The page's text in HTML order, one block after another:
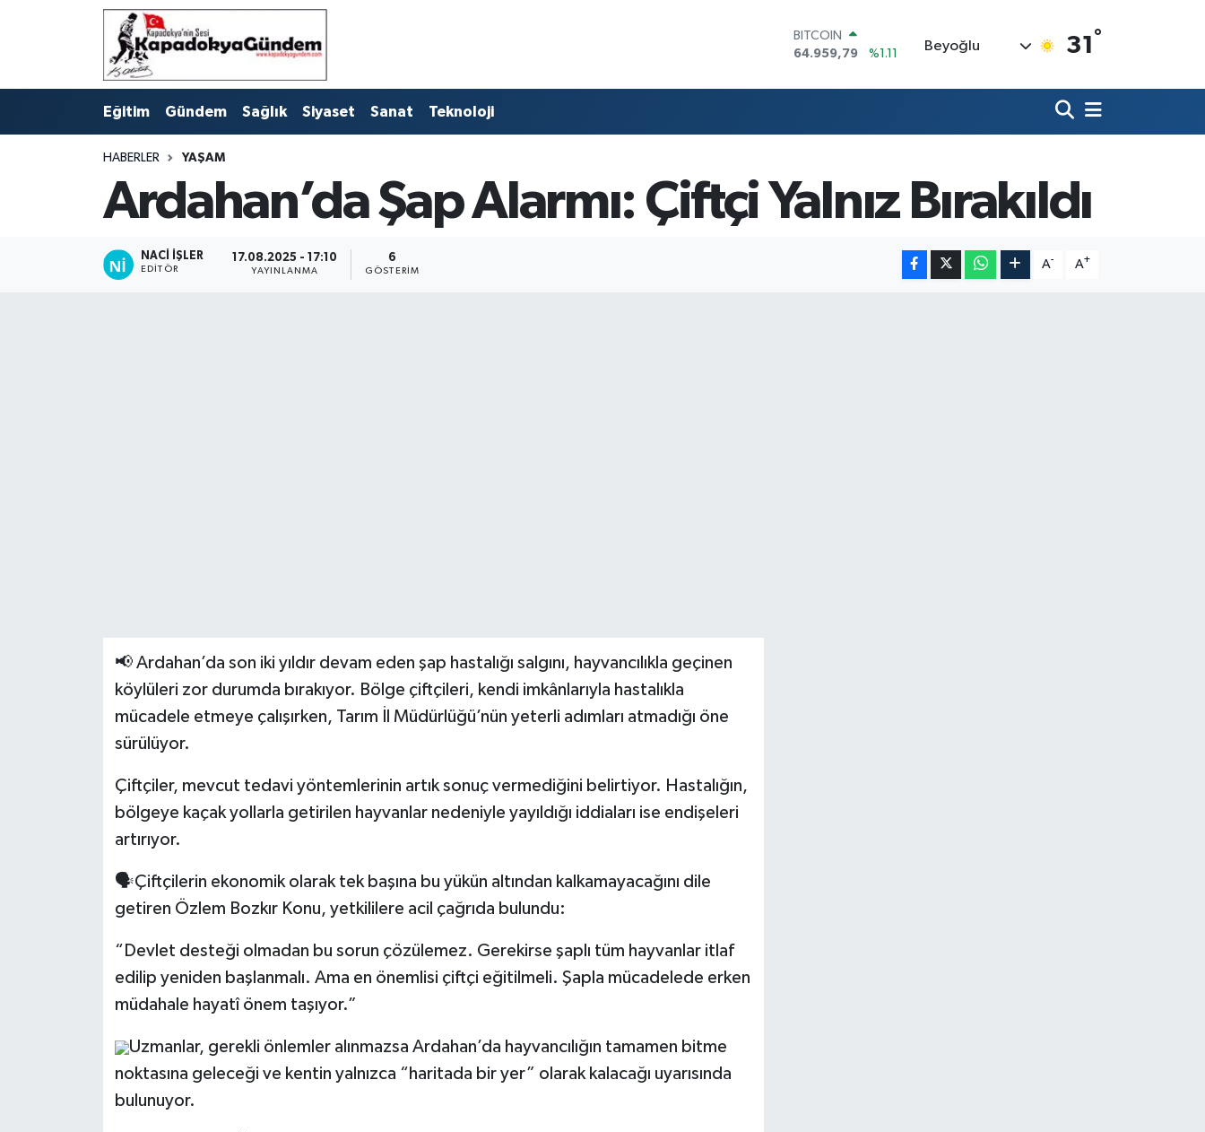
64.959,79
DOLAR
6660.55
BİST100
13.779
%-14
Beyoğlu 31 °
Eğitim Gündem Sağlık Siyaset Sanat Teknoloji
HABERLER YAŞAM
Ardahan’da Şap Alarmı: Çiftçi Yalnız Bırakıldı
NACI İŞLER
EDITÖR
17.08.2025 - 17:10
YAYINLANMA
6
GÖSTERIM
A- A+
📢 Ardahan’da son iki yıldır devam eden şap hastalığı salgını, hayvancılıkla geçinen
köylüleri zor durumda bırakıyor. Bölge çiftçileri, kendi imkânlarıyla hastalıkla
mücadele etmeye çalışırken, Tarım İl Müdürlüğü’nün yeterli adımları atmadığı öne
sürülüyor.
Çiftçiler, mevcut tedavi yöntemlerinin artık sonuç vermediğini belirtiyor. Hastalığın,
bölgeye kaçak yollarla getirilen hayvanlar nedeniyle yayıldığı iddiaları ise endişeleri
artırıyor.
🗣️Çiftçilerin ekonomik olarak tek başına bu yükün altından kalkamayacağını dile
getiren Özlem Bozkır Konu, yetkililere acil çağrıda bulundu:
“Devlet desteği olmadan bu sorun çözülemez. Gerekirse şaplı tüm hayvanlar itlaf
edilip yeniden başlanmalı. Ama en önemlisi çiftçi eğitilmeli. Şapla mücadelede erken
müdahale hayatî önem taşıyor.”
Uzmanlar, gerekli önlemler alınmazsa Ardahan’da hayvancılığın tamamen bitme
noktasına geleceği ve kentin yalnızca “haritada bir yer” olarak kalacağı uyarısında
bulunuyor.
Hava Durumu
Trafik Durumu
Süper Lig Puan Durumu ve Fikstür
Tüm Manşetler
Son Dakika Haberleri